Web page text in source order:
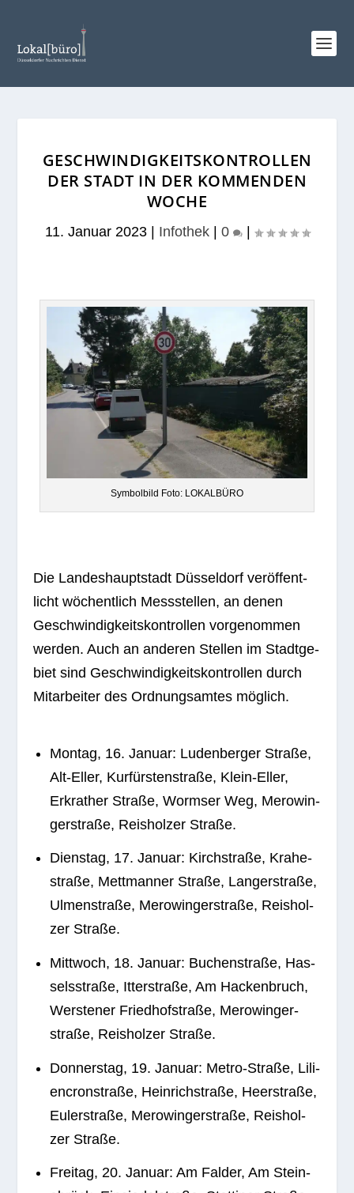
GESCHWINDIGKEITSKONTROLLEN
DER STADT IN DER KOMMENDEN
WOCHE
11. Januar 2023| Infothek| 0 |
Sym­bol­bild Foto: LOKALBÜRO
Die Lan­des­haupt­stadt Düs­sel­dorf ver­öf­fent­
licht wöchent­lich Mess­stel­len, an denen
Geschwin­dig­keits­kon­trol­len vor­ge­nom­men
wer­den. Auch an ande­ren Stel­len im Stadt­ge­
biet sind Geschwin­dig­keits­kon­trol­len durch
Mit­ar­bei­ter des Ord­nungs­am­tes möglich.
Mon­tag, 16. Januar: Luden­ber­ger Straße,
Alt-Eller, Kur­fürs­ten­straße, Klein-Eller,
Erkra­ther Straße, Worm­ser Weg, Mero­win­
ger­straße, Reis­hol­zer Straße.
Diens­tag, 17. Januar: Kirch­straße, Kra­he­
straße, Mett­man­ner Straße, Lang­er­straße,
Ulmen­straße, Mero­win­ger­straße, Reis­hol­
zer Straße.
Mitt­woch, 18. Januar: Buchen­straße, Has­
sels­straße, Itter­straße, Am Hacken­bruch,
Wers­te­ner Fried­hof­straße, Mero­win­ger­
straße, Reis­hol­zer Straße.
Don­ners­tag, 19. Januar: Metro-Straße, Lili­
en­cron­straße, Hein­rich­straße, Heer­straße,
Euler­straße, Mero­win­ger­straße, Reis­hol­
zer Straße.
Frei­tag, 20. Januar: Am Fal­der, Am Stein­